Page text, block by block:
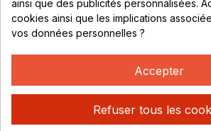
uniquement sur
CONTACT
04 78 37 00 68
ainsi que des publicités personnalisées.
cookies ainsi que les implications
vos données personnelles ?
Accepter
Refuser tous les